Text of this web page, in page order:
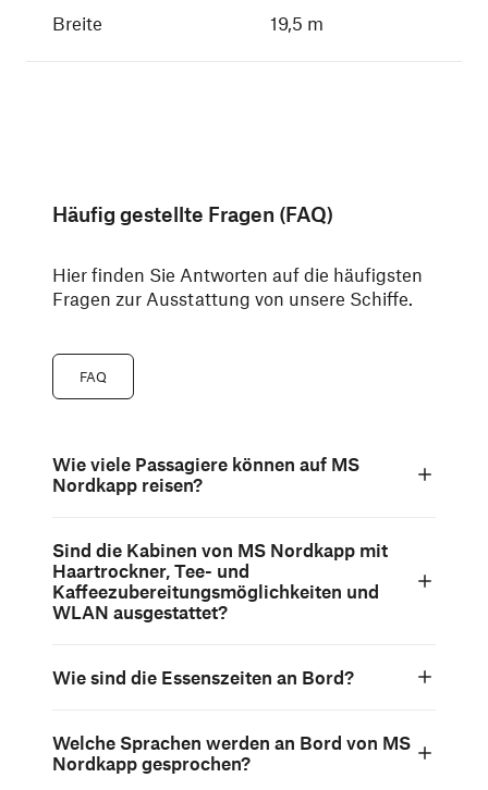
Breite 19,5 m
Häufig gestellte Fragen (FAQ)
Hier finden Sie Antworten auf die häufigsten
Fragen zur Ausstattung von unsere Schiffe.
FAQ
Wie viele Passagiere können auf MS
Nordkapp reisen?
Sind die Kabinen von MS Nordkapp mit
Haartrockner, Tee- und
Kaffeezubereitungsmöglichkeiten und
WLAN ausgestattet?
Wie sind die Essenszeiten an Bord?
Welche Sprachen werden an Bord von MS
Nordkapp gesprochen?